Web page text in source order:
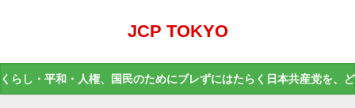
JCP TOKYO
くらし・平和・人権、国民のためにブレずにはたらく日本共産党を、